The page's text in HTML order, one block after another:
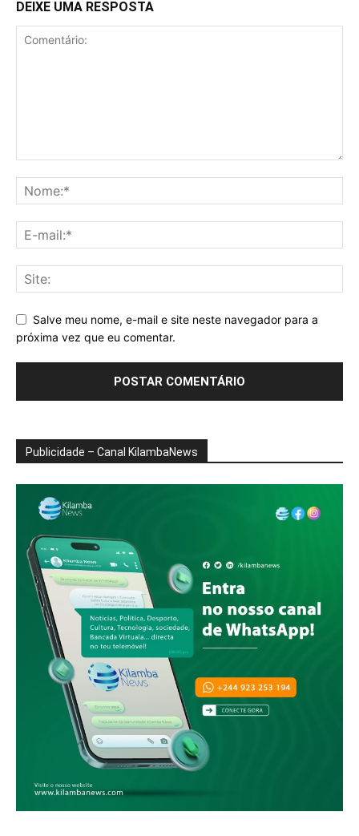
DEIXE UMA RESPOSTA
Salve meu nome, e-mail e site neste navegador para a
próxima vez que eu comentar.
Publicidade – Canal KilambaNews